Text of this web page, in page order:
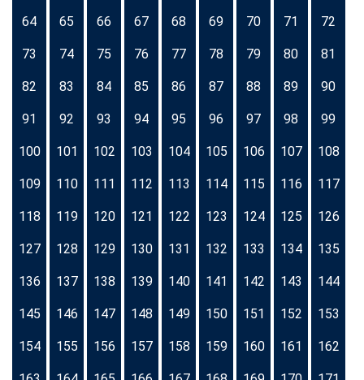
64 65 66 67 68 69 70 71 72
73 74 75 76 77 78 79 80 81
82 83 84 85 86 87 88 89 90
91 92 93 94 95 96 97 98 99
100 101 102 103 104 105 106 107 108
109 110 111 112 113 114 115 116 117
118 119 120 121 122 123 124 125 126
127 128 129 130 131 132 133 134 135
136 137 138 139 140 141 142 143 144
145 146 147 148 149 150 151 152 153
154 155 156 157 158 159 160 161 162